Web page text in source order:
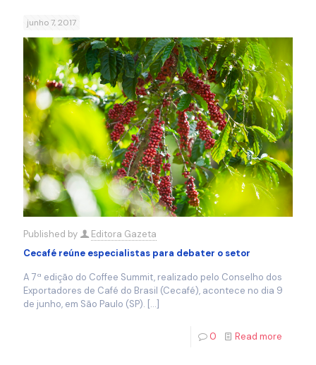
junho 7, 2017
Published by
Editora Gazeta
Cecafé reúne especialistas para debater o setor
A 7ª edição do Coffee Summit, realizado pelo Conselho dos
Exportadores de Café do Brasil (Cecafé), acontece no dia 9
de junho, em São Paulo (SP). […]
0 Read more